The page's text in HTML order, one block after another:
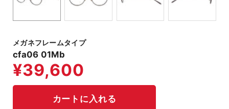
メガネフレームタイプ
cfa06 01Mb